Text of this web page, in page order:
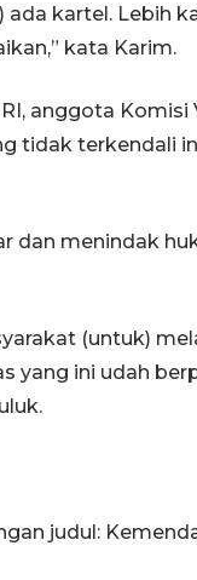
ada kartel. Lebih
kata Karim.
anggota Komisi
tidak terkendali
dan menindak
(untuk)
yang ini udah
judul:
Lintas